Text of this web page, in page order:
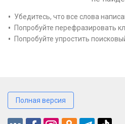
Убедитесь, что все слова
Попробуйте перефразировать
Попробуйте упростить
Полная версия